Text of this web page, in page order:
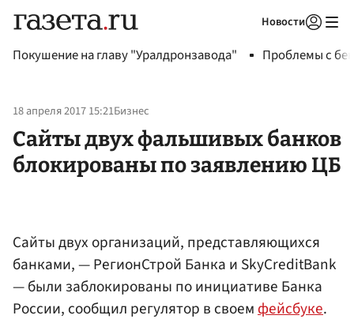
Новости
Покушение на главу "Уралдронзавода" Проблемы с
18 апреля 2017 15:21Бизнес
Сайты двух фальшивых банков
блокированы по заявлению ЦБ
Сайты двух организаций, представляющихся
банками, — РегионСтрой Банка и SkyCreditBank
— были заблокированы по инициативе Банка
России, сообщил регулятор в своемфейсбуке.